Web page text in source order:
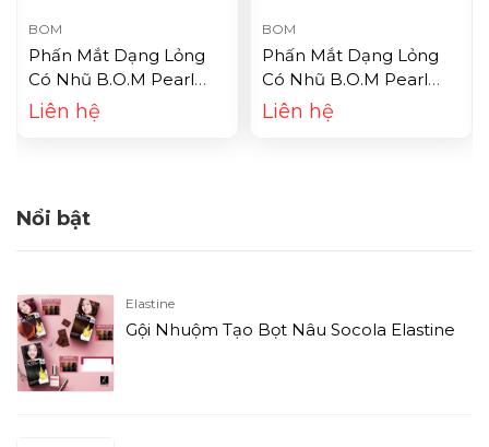
BOM
Phấn Mắt Dạng Lỏng
Có Nhũ B.O.M Pearl
Party Eye Glitter #02
Liên hệ
BOM
Phấn Mắt Dạng Lỏng
Có Nhũ B.O.M Pearl
Party Eye Glitter #03
Liên hệ
Nổi bật
Elastine
Gội Nhuộm Tạo Bọt Nâu Socola Elastine